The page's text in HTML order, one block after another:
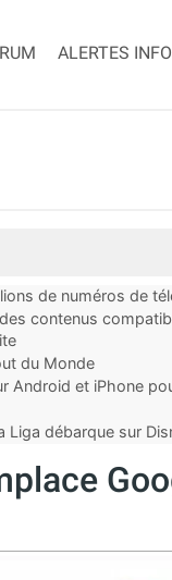
ALERTES
de numéros de
contenus
du Monde
Android et iPhone
débarque sur